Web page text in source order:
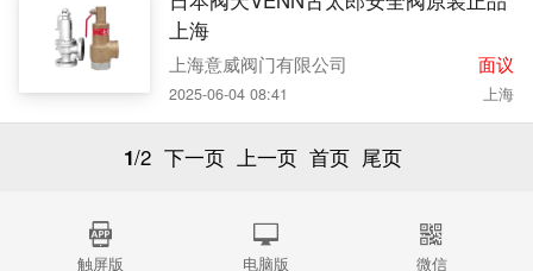
上海
上海意威阀门有限公司 面议
2025-06-04 08:41 上海
1/2 下一页 上一页 首页 尾页
触屏版 电脑版 微信